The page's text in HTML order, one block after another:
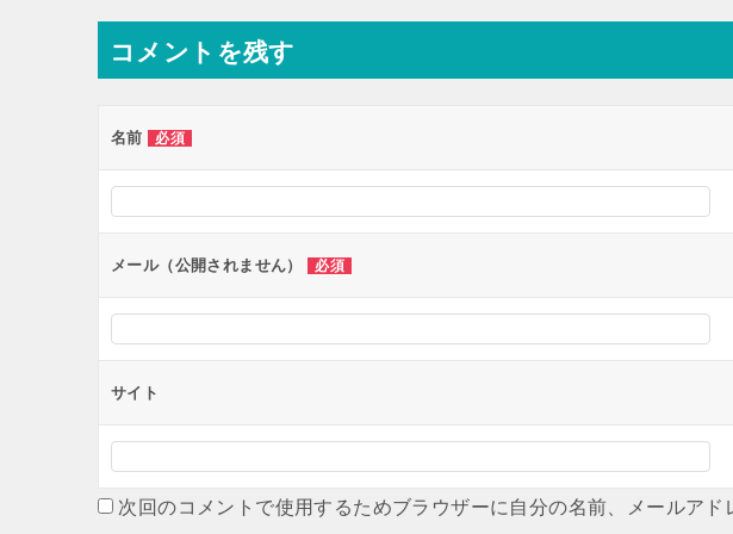
ナ
ビ
ー
ョ
ン
コメントを残す
名前 必須
メール（公開されません） 必須
サイト
次回のコメントで使用するためブラウザーに自分の名前、メールアド